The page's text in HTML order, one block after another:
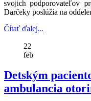
svojich podporovateľov
Darčeky poslúžia na
Čítať ďalej...
22
feb
Detským
ambulancia